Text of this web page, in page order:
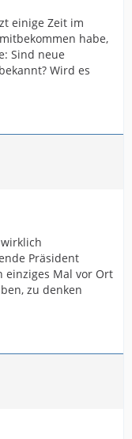
einige Zeit im
habe,
Sind neue
Wird es
Präsident
einziges Mal vor Ort
zu denken